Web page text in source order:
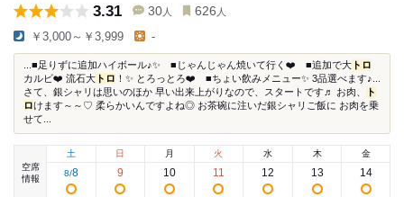
3.31 30 人 626 人
￥3,000～￥3,999 -
...■足りずに追加ハイボール♪✨ ■じゃんじゃん焼いて行く❤️ ■追加で大 トロ
カルビ❤️ 流石大 トロ ！✨ とろっとろ❤️ ■ちょい飲みメニュー✨ 3品選べます♪...
さて、銀シャリは思いのほか 早い出来上がりなので、スタートです♬ お肉、
ト
ロけます～～♡ 柔らかいんですよね◎ お茶碗に注いだ銀シャリご飯に お肉を乗
せて...
空席
情報
土
8/8
日
9
月
10
火
11
水
12
木
13
金
14